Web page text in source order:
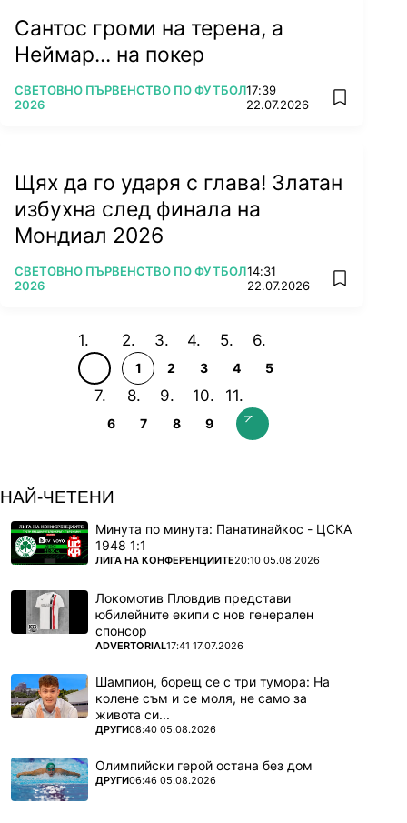
Сантос громи на терена, а
Неймар... на покер
ПОВЕЧЕ ОТ
СВЕТОВНО ПЪРВЕНСТВО ПО ФУТБОЛ
2026
17:39
22.07.2026
add
Щях да го ударя с глава! Златан
избухна след финала на
Мондиал 2026
ПОВЕЧЕ ОТ
СВЕТОВНО ПЪРВЕНСТВО ПО ФУТБОЛ
2026
14:31
22.07.2026
add
1 2 3 4 5
6 7 8 9
НАЙ-ЧЕТЕНИ
Минута по минута: Панатинайкос - ЦСКА
1948 1:1
ПОВЕЧЕ ОТ
ЛИГА НА КОНФЕРЕНЦИИТЕ20:10 05.08.2026
Локомотив Пловдив представи
юбилейните екипи с нов генерален
спонсор
ПОВЕЧЕ ОТ
ADVERTORIAL17:41 17.07.2026
Шампион, борещ се с три тумора: На
колене съм и се моля, не само за
живота си...
ПОВЕЧЕ ОТ
ДРУГИ08:40 05.08.2026
Олимпийски герой остана без дом
ПОВЕЧЕ ОТ
ДРУГИ06:46 05.08.2026